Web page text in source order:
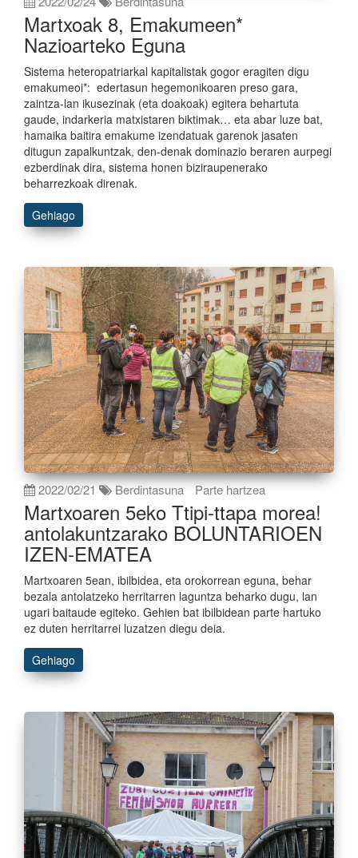
Martxoak 8, Emakumeen*
Nazioarteko Eguna
Sistema heteropatriarkal kapitalistak gogor eragiten digu
emakumeoi*: edertasun hegemonikoaren preso gara,
zaintza-lan ikusezinak (eta doakoak) egitera behartuta
gaude, indarkeria matxistaren biktimak… eta abar luze bat,
hamaika baitira emakume izendatuak garenok jasaten
ditugun zapalkuntzak, den-denak dominazio beraren aurpegi
ezberdinak dira, sistema honen biziraupenerako
beharrezkoak direnak.
Gehiago
2022/02/21 Berdintasuna Parte hartzea
Martxoaren 5eko Ttipi-ttapa morea!
antolakuntzarako BOLUNTARIOEN
IZEN-EMATEA
Martxoaren 5ean, ibilbidea, eta orokorrean eguna, behar
bezala antolatzeko herritarren laguntza beharko dugu, lan
ugari baitaude egiteko. Gehien bat ibilbidean parte hartuko
ez duten herritarrei luzatzen diegu deia.
Gehiago